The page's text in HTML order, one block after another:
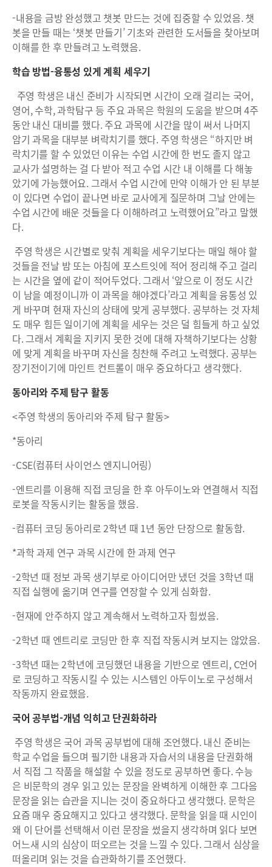
-내용을 금방 완성했고 챗봇 만드는 것에 집중할 수 있었음. 챗
봇을 만들 때는 ‘챗봇 만들기’ 기초와 관련한 도서들을 찾아보며
이해를 한 후 만들려고 노력했음.
학습 방법-융통성 있게 계획 세우기
주영 학생은 내신 준비가 시작되면 시간이 오래 걸리는 국어,
영어, 수학, 과학탐구 등 주요 과목은 학원의 도움을 받으며 4주
동안 내신 대비를 했다. 주요 과목에 시간을 많이 써서 나머지
암기 과목을 대부분 벼락치기를 했다. 주영 학생은 “하지만 벼
락치기를 할 수 있었던 이유는 수업 시간에 한 번도 졸지 않고
교사가 설명하는 걸 다 받아 적고 수업 시간 내 이해를 다 해놓
았기에 가능했어요. 그래서 수업 시간에 만약 이해가 안 된 부분
이 있다면 수업이 끝나면 바로 교사에게 질문하며 그날 안에는
수업 시간에 배운 것들을 다 이해하려고 노력했어요”라고 말했
다.
주영 학생은 시간별로 맞춰 계획을 세우기보다는 매일 해야 할
것들을 전날 밤 또는 아침에 포스트잇에 적어 정리해 주고 걸리
는 시간을 옆에 같이 적어두었다. 그래서 ‘앞으로 이 정도 시간
이 남을 예정이니까 이 과목을 해야겠다’라고 계획을 융통성 있
게 바꾸며 현재 자신의 상태에 맞게 공부했다. 공부하는 것 자체
도 매우 힘든 일이기에 계획을 세우는 것은 덜 힘들게 하고 싶었
다. 그래서 계획을 지키지 못한 것에 대해 자책하기보다는 상황
에 맞게 계획을 바꾸며 자신을 칭찬해 주려고 노력했다. 공부는
장기전이기에 마인트 컨트롤이 매우 중요하다고 생각했다.
동아리와 주제 탐구 활동
<주영 학생의 동아리와 주제 탐구 활동>
*동아리
-CSE(컴퓨터 사이언스 엔지니어링)
-엔트리를 이용해 직접 코딩을 한 후 아두이노와 연결해서 직접
로봇을 작동시키는 활동을 했음.
-컴퓨터 코딩 동아리로 2학년 때 1년 동안 단장으로 활동함.
*과학 과제 연구 과목 시간에 한 과제 연구
-2학년 때 정보 과목 생기부로 아이디어만 냈던 것을 3학년 때
직접 실행에 옮기며 연구를 연장할 수 있게 심화함.
-현재에 안주하지 않고 계속해서 노력하고자 힘썼음.
-2학년 때 엔트리로 코딩만 한 후 직접 작동시켜 보지는 않았음.
-3학년 때는 2학년에 코딩했던 내용을 기반으로 엔트리, C언어
로 코딩하고 작동시킬 수 있는 시스템인 아두이노로 구성해서
작동까지 완료했음.
국어 공부법-개념 익히고 단권화하라
주영 학생은 국어 과목 공부법에 대해 조언했다. 내신 준비는
학교 수업을 들으며 필기한 내용과 자습서의 내용을 단권화해
서 직접 그 작품을 해설할 수 있을 정도로 공부하면 좋다. 수능
은 비문학의 경우 읽고 있는 문장을 완벽하게 이해한 후 그다음
문장을 읽는 습관을 지니는 것이 중요하다고 생각했다. 문학은
요즘 매우 중요해지고 있다고 생각했다. 문학을 읽을 때 시인이
왜 이 단어를 선택해서 이런 문장을 썼을지 생각하며 읽다 보면
어느새 시의 심상이 떠오르는 것을 느낄 수 있다. 그래서 심상을
떠올리며 읽는 것을 습관화하기를 조언했다.